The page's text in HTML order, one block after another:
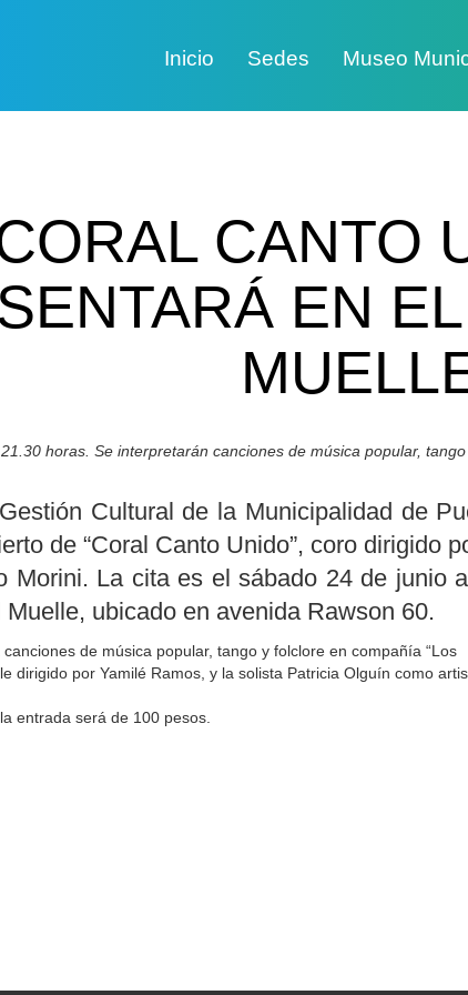
Inicio Sedes Museo
CANTO
EN
horas. Se interpretarán canciones de música popular, tango
Cultural de la Municipalidad de
de “Coral Canto Unido”, coro dirigido
Morini. La cita es el sábado 24 de junio
ubicado en avenida Rawson 60.
de música popular, tango y folclore en compañía “Los
dirigido por Yamilé Ramos, y la solista Patricia Olguín como
entrada será de 100 pesos.